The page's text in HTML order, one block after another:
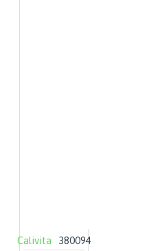
Calivita 380094